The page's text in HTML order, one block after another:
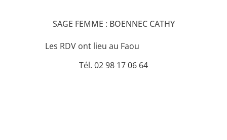
SAGE FEMME : BOENNEC CATHY
Les RDV ont lieu au Faou
Tél. 02 98 17 06 64